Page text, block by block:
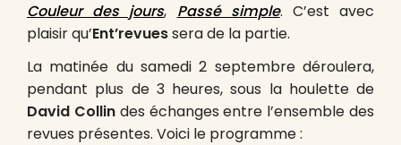
Couleur des jours, Passé simple. C’est avec
plaisir qu’Ent’revuessera de la partie.
La matinée du samedi 2 septembre déroulera,
pendant plus de 3 heures, sous la houlette de
David Collindes échanges entre l’ensemble des
revues présentes. Voici le programme :